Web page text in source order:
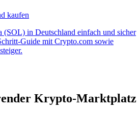
kaufen
(SOL) in Deutschland einfach und sicher
Guide mit Crypto.com sowie
Krypto-Marktplatz